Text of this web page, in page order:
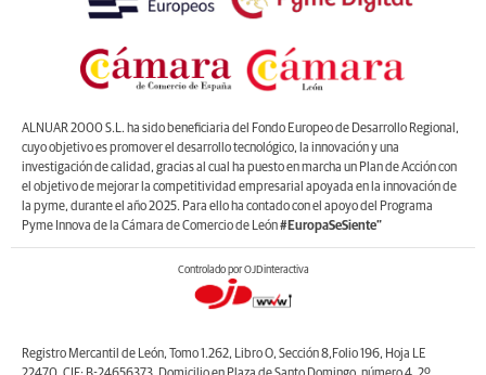
ALNUAR 2000 S.L. ha sido beneficiaria del Fondo Europeo de Desarrollo Regional,
cuyo objetivo es promover el desarrollo tecnológico, la innovación y una
investigación de calidad, gracias al cual ha puesto en marcha un Plan de Acción con
el objetivo de mejorar la competitividad empresarial apoyada en la innovación de
la pyme, durante el año 2025. Para ello ha contado con el apoyo del Programa
Pyme Innova de la Cámara de Comercio de León#EuropaSeSiente”
Controlado por OJDinteractiva
Registro Mercantil de León, Tomo 1.262, Libro O, Sección 8,Folio 196, Hoja LE